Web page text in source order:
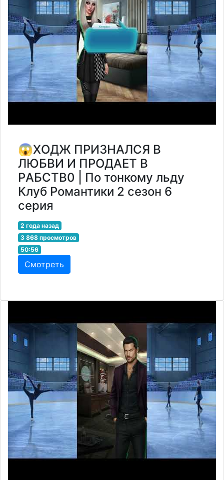
😱ХОДЖ ПРИЗНАЛСЯ В
ЛЮБВИ И ПРОДАЕТ В
РAБCТВ0 | По тонкому льду
Клуб Романтики 2 сезон 6
серия
2 года назад
3 868 просмотров
50:56
Смотреть